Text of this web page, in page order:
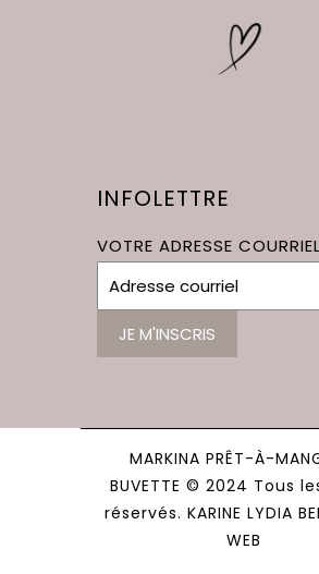
INFOLETTRE
VOTRE ADRESSE
MARKINA PRÊT-À-
BUVETTE © 2024 Tous
réservés. KARINE LYDIA
WEB